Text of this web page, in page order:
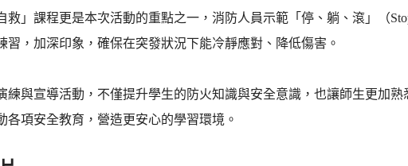
救」課程更是本次活動的重點之一，消防人員示範「停、躺、滾」（
習，加深印象，確保在突發狀況下能冷靜應對、降低傷害。
練與宣導活動，不僅提升學生的防火知識與安全意識，也讓師生更加
各項安全教育，營造更安心的學習環境。